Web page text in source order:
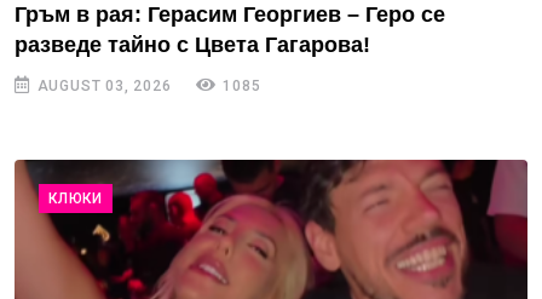
Гръм в рая: Герасим Георгиев – Геро се
разведе тайно с Цвета Гагарова!
AUGUST 03, 2026 1085
КЛЮКИ